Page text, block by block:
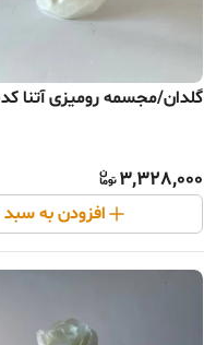
گلدان/مجسمه رومیزی آتنا کد10
3,328,000
افزودن به سبد